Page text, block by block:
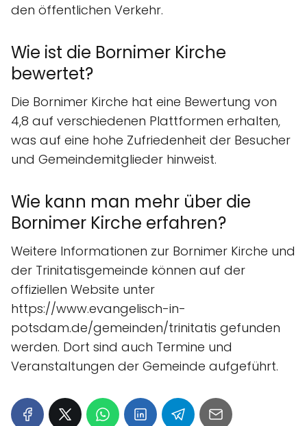
den öffentlichen Verkehr.
Wie ist die Bornimer Kirche
bewertet?
Die Bornimer Kirche hat eine Bewertung von
4,8 auf verschiedenen Plattformen erhalten,
was auf eine hohe Zufriedenheit der Besucher
und Gemeindemitglieder hinweist.
Wie kann man mehr über die
Bornimer Kirche erfahren?
Weitere Informationen zur Bornimer Kirche und
der Trinitatisgemeinde können auf der
offiziellen Website unter
https://www.evangelisch-in-
potsdam.de/gemeinden/trinitatis gefunden
werden. Dort sind auch Termine und
Veranstaltungen der Gemeinde aufgeführt.